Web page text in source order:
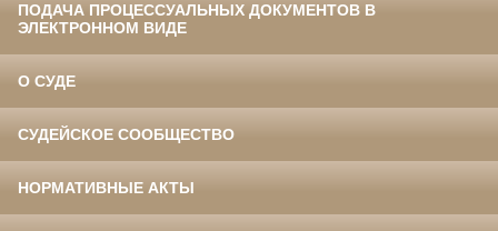
ПОДАЧА ПРОЦЕССУАЛЬНЫХ ДОКУМЕНТОВ В
ЭЛЕКТРОННОМ ВИДЕ
О СУДЕ
СУДЕЙСКОЕ СООБЩЕСТВО
НОРМАТИВНЫЕ АКТЫ